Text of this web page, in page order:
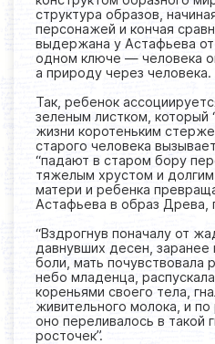
структура образов,
персонажей и кончая
выдержана у Астафьева от
одном ключе — человека
а природу через человека.
Так, ребенок
зеленым листком, который
жизни коротеньким
старого человека
“падают в старом бору
тяжелым хрустом и
матери и ребенка
Астафьева в образ Древа,
“Вздрогнув поначалу от
давнувших десен,
боли, мать почувствовала
небо младенца,
кореньями своего тела,
живительного молока, и
оно переливалось в такой
росточек”.